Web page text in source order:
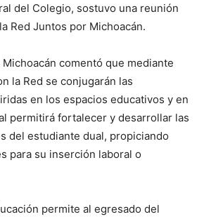
del Colegio, sostuvo una reunión
Red Juntos por Michoacán.
comentó que mediante
la Red se conjugarán las
en los espacios educativos y en
permitirá fortalecer y desarrollar las
del estudiante dual, propiciando
para su inserción laboral o
permite al egresado del